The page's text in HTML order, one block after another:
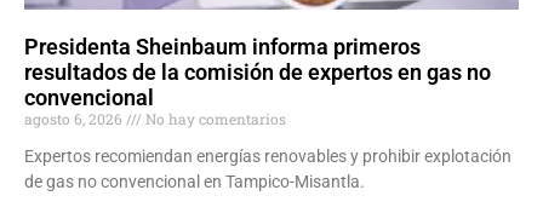
Presidenta Sheinbaum informa primeros
resultados de la comisión de expertos en gas no
convencional
agosto 6, 2026
No hay comentarios
Expertos recomiendan energías renovables y prohibir explotación
de gas no convencional en Tampico-Misantla.